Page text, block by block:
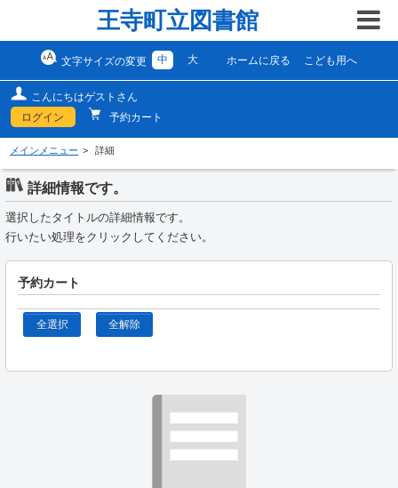
王寺町立図書館
文字サイズの変更 中 大 ホームに戻る こども用へ
こんにちはゲストさん
ログイン
予約カート
メインメニュー 詳細
詳細情報です。
選択したタイトルの詳細情報です。
行いたい処理をクリックしてください。
予約カート
全選択 全解除